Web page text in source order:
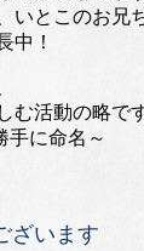
いとこのお兄
中！
む活動の略で
手に命名～
ざいます